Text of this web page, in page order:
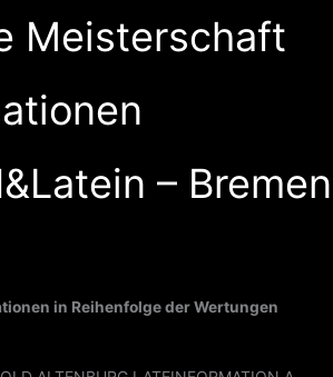
Meisterschaft
– Bremen
in Reihenfolge der Wertungen